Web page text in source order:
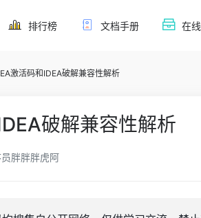
排行榜 文档手册 在
激活码和IDEA破解兼容性解析
破解兼容性解析
胖胖胖虎阿